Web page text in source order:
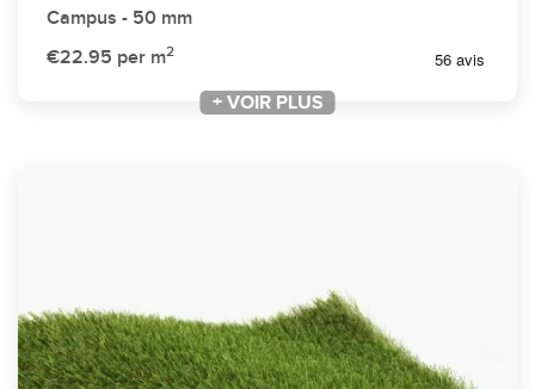
Campus - 50 mm
€22.95 per m2
+ VOIR PLUS
+ VOIR PLUS